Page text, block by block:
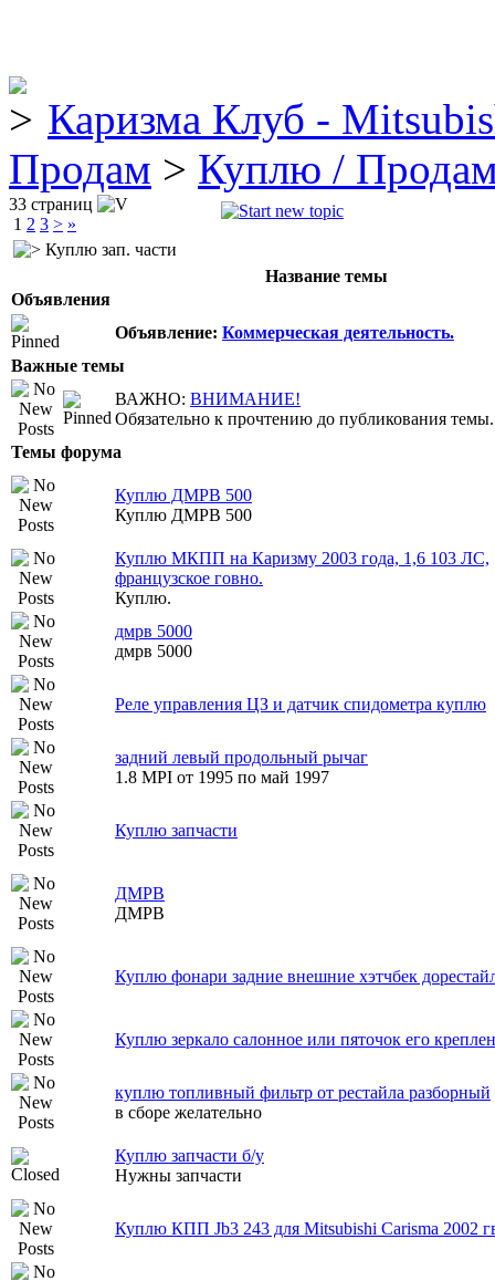
Каризма Клуб -
Продам > Куплю /
33 страниц
1 2 3 > »
Куплю зап. части
Название темы
Объявления
Объявление: Коммерческая деятельность.
Важные темы
ВАЖНО: ВНИМАНИЕ!
Обязательно к прочтению до публикования темы.
Темы форума
Куплю ДМРВ 500
Куплю ДМРВ 500
Куплю МКПП на Каризму 2003 года, 1,6 103 ЛС,
французское говно.
Куплю.
дмрв 5000
дмрв 5000
Реле управления ЦЗ и датчик спидометра куплю
задний левый продольный рычаг
1.8 MPI от 1995 по май 1997
Куплю запчасти
ДМРВ
ДМРВ
Куплю фонари задние внешние хэтчбек
Куплю зеркало салонное или пяточок его
куплю топливный фильтр от рестайла разборный
в сборе желательно
Куплю запчасти б/у
Нужны запчасти
Куплю КПП Jb3 243 для Mitsubishi Carisma 2002